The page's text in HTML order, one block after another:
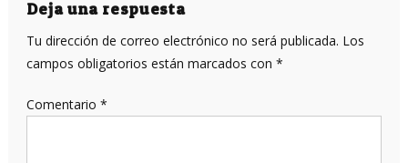
Deja una respuesta
Tu dirección de correo electrónico no será publicada. Los
campos obligatorios están marcados con *
Comentario *